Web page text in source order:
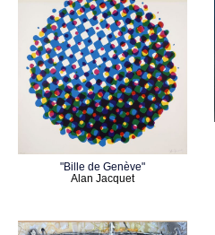
"Bille de Genève"
Alan Jacquet